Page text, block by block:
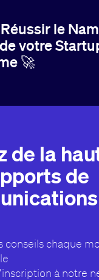
le
votre
🚀
de la
de
conseils chaque
à notre